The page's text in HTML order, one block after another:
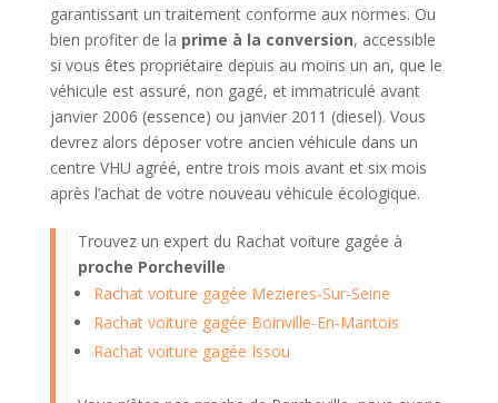
garantissant un traitement conforme aux normes. Ou
bien profiter de la prime à la conversion, accessible
si vous êtes propriétaire depuis au moins un an, que le
véhicule est assuré, non gagé, et immatriculé avant
janvier 2006 (essence) ou janvier 2011 (diesel). Vous
devrez alors déposer votre ancien véhicule dans un
centre VHU agréé, entre trois mois avant et six mois
après l’achat de votre nouveau véhicule écologique.
Trouvez un expert du Rachat voiture gagée à
proche Porcheville
Rachat voiture gagée Mezieres-Sur-Seine
Rachat voiture gagée Boinville-En-Mantois
Rachat voiture gagée Issou